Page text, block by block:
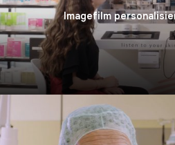
Imagefilm